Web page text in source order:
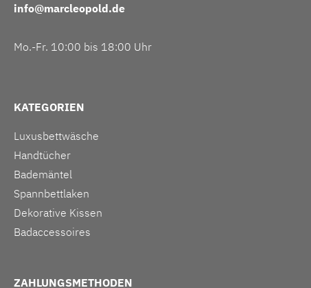
info@marcleopold.de
Mo.-Fr. 10:00 bis 18:00 Uhr
KATEGORIEN
Luxusbettwäsche
Handtücher
Bademäntel
Spannbettlaken
Dekorative Kissen
Badaccessoires
ZAHLUNGSMETHODEN